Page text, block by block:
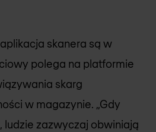
skanera są w
polega na platformie
skarg
w magazynie. „Gdy
ludzie zazwyczaj obwiniają